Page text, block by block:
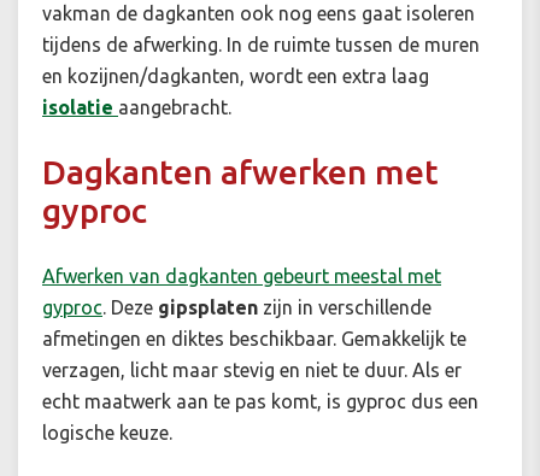
vakman de dagkanten ook nog eens gaat isoleren
tijdens de afwerking. In de ruimte tussen de muren
en kozijnen/dagkanten, wordt een extra laag
isolatie aangebracht.
Dagkanten afwerken met
gyproc
Afwerken van dagkanten gebeurt meestal met
gyproc. Deze gipsplaten zijn in verschillende
afmetingen en diktes beschikbaar. Gemakkelijk te
verzagen, licht maar stevig en niet te duur. Als er
echt maatwerk aan te pas komt, is gyproc dus een
logische keuze.